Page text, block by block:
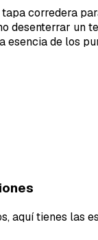
corredera
desenterrar un
de los
aquí tienes las